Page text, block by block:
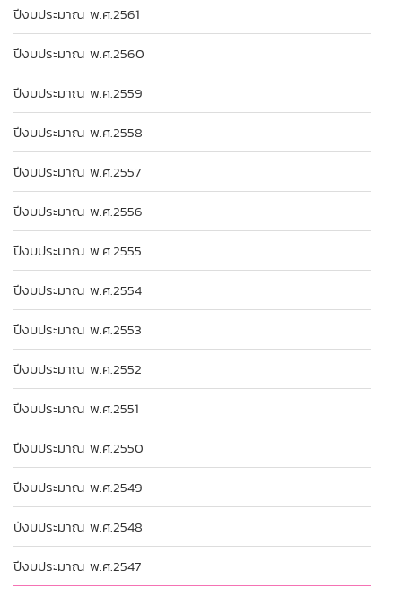
ปีงบประมาณ พ.ศ.2561
ปีงบประมาณ พ.ศ.2560
ปีงบประมาณ พ.ศ.2559
ปีงบประมาณ พ.ศ.2558
ปีงบประมาณ พ.ศ.2557
ปีงบประมาณ พ.ศ.2556
ปีงบประมาณ พ.ศ.2555
ปีงบประมาณ พ.ศ.2554
ปีงบประมาณ พ.ศ.2553
ปีงบประมาณ พ.ศ.2552
ปีงบประมาณ พ.ศ.2551
ปีงบประมาณ พ.ศ.2550
ปีงบประมาณ พ.ศ.2549
ปีงบประมาณ พ.ศ.2548
ปีงบประมาณ พ.ศ.2547